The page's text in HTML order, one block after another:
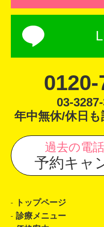
03-
年中無休/休日
過去の電
予約キャ
トップページ
診療メニュー